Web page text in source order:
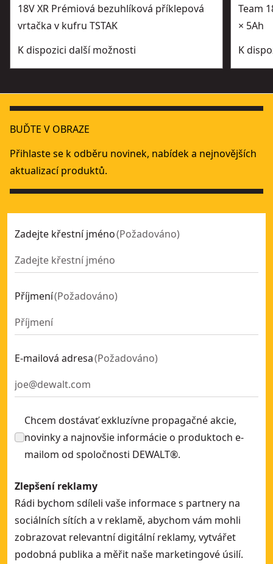
18V XR Prémiová bezuhlíková příklepová
vrtačka v kufru TSTAK
K dispozici další možnosti
Team
× 5Ah
K
BUĎTE V OBRAZE
Přihlaste se k odběru novinek, nabídek a nejnovějších
aktualizací produktů.
Zadejte křestní jméno(Požadováno)
Příjmení(Požadováno)
E-mailová adresa(Požadováno)
Chcem dostávať exkluzívne propagačné akcie,
novinky a najnovšie informácie o produktoch e-
mailom od spoločnosti DEWALT®.
Zlepšení reklamy
Rádi bychom sdíleli vaše informace s partnery na
sociálních sítích a v reklamě, abychom vám mohli
zobrazovat relevantní digitální reklamy, vytvářet
podobná publika a měřit naše marketingové úsilí.